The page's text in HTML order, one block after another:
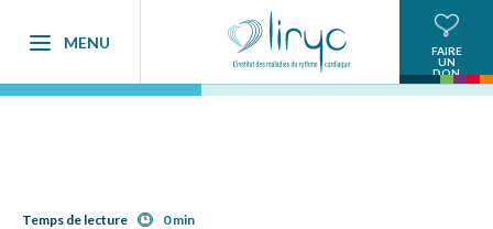
MENU
FAIRE
UN
DON
Temps de lecture 0 min